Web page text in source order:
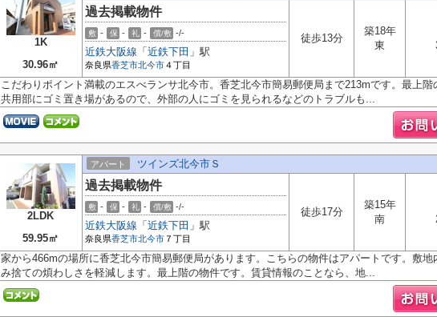
1K
30.96㎡
過去掲載物件
敷 - 保 - 礼 - 償/敷 -/-
近鉄大阪線 「 近鉄下田 」駅
奈良県香芝市北今市４丁目
徒歩13分
築18年
東
こだわりポイント満載のエスべランサ北今市。香芝北今市簡易郵便局まで213mです。最上
共用部にゴミ置き場があるので、外部の人にゴミを見られるなどのトラブルも...
2LDK
59.95㎡
アパート ツインズ北今市Ｓ
過去掲載物件
敷 - 保 - 礼 - 償/敷 -/-
近鉄大阪線 「 近鉄下田 」駅
奈良県香芝市北今市 ７丁目
徒歩17分
築15年
南
家から466mの場所に香芝北今市簡易郵便局があります。こちらの物件はアパートです。敷
み捨ての煩わしさを軽減します。最上階の物件です。賃貸情報のことなら、地...